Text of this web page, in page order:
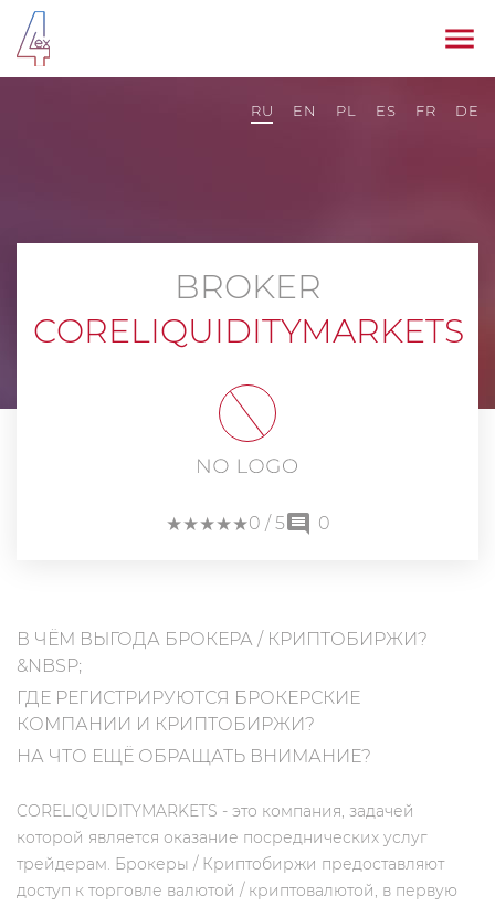
RU EN PL ES FR DE
BROKER
CORELIQUIDITYMARKETS
★★
★★
★★
★★
★★
0 / 5 0
В ЧЁМ ВЫГОДА БРОКЕРА / КРИПТОБИРЖИ?
&NBSP;
ГДЕ РЕГИСТРИРУЮТСЯ БРОКЕРСКИЕ
КОМПАНИИ И КРИПТОБИРЖИ?
НА ЧТО ЕЩЁ ОБРАЩАТЬ ВНИМАНИЕ?
CORELIQUIDITYMARKETS - это компания, задачей
которой является оказание посреднических услуг
трейдерам. Брокеры / Криптобиржи предоставляют
доступ к торговле валютой / криптовалютой, в первую